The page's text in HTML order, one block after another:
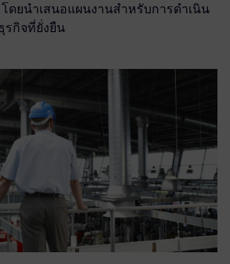
ดยนำเสนอแผนงานสำหรับการดำเนิน
รกิจที่ยั่งยืน